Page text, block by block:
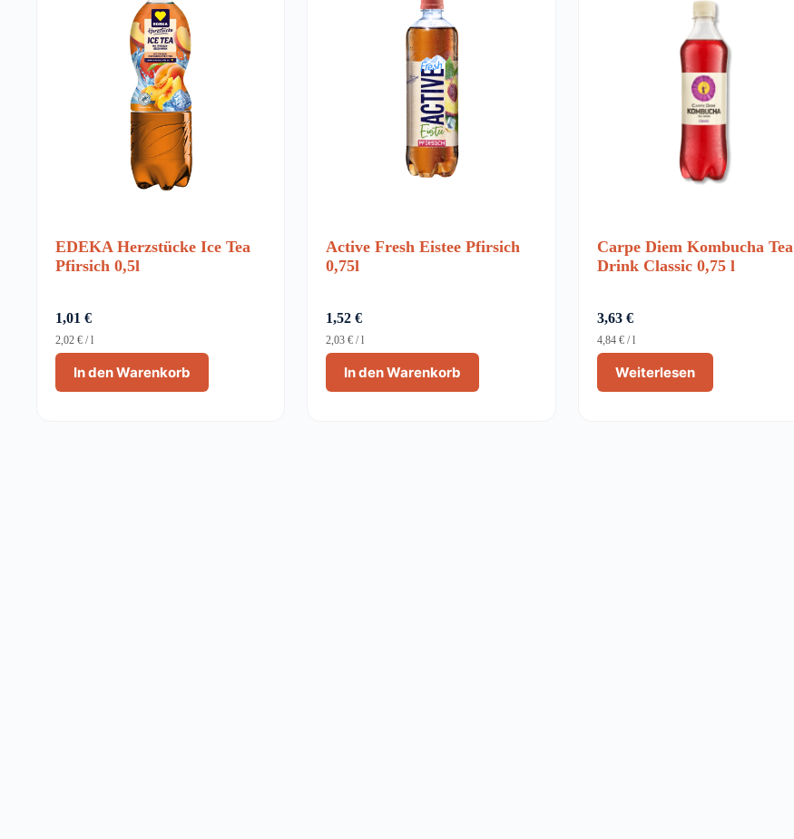
EDEKA Herzstücke Ice Tea
Pfirsich 0,5l
1,01 €
In den Warenkorb
2,02 € /l
Active Fresh Eistee Pfirsich
0,75l
1,52€
In den Warenkorb
2,03€ /l
Carpe Diem Kombucha Tea
Drink Classic 0,75 l
3,63 €
Weiterlesen
4,84 €/l